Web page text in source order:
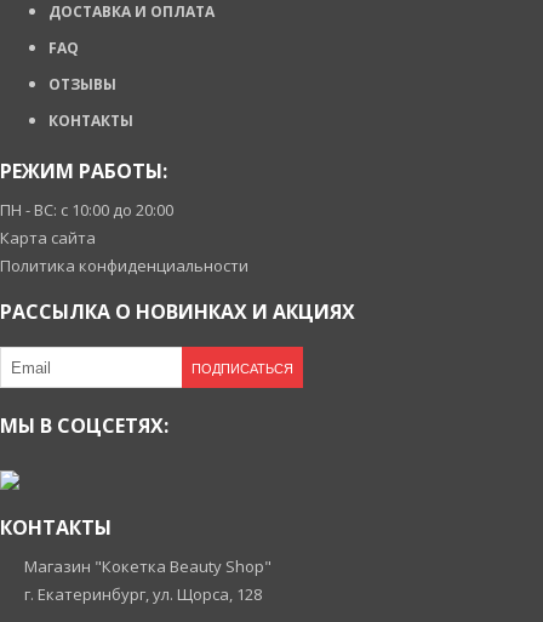
ДОСТАВКА И ОПЛАТА
FAQ
ОТЗЫВЫ
КОНТАКТЫ
РЕЖИМ РАБОТЫ:
ПН - ВС: с 10:00 до 20:00
Карта сайта
Политика конфиденциальности
РАССЫЛКА О НОВИНКАХ И АКЦИЯХ
ПОДПИСАТЬСЯ
МЫ В СОЦСЕТЯХ:
КОНТАКТЫ
Магазин "Кокетка Beauty Shop"
г. Екатеринбург, ул. Щорса, 128